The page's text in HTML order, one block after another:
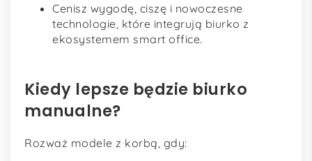
Cenisz wygodę, ciszę i nowoczesne
technologie, które integrują biurko z
ekosystemem smart office.
Kiedy lepsze będzie biurko
manualne?
Rozważ modele z korbą, gdy: